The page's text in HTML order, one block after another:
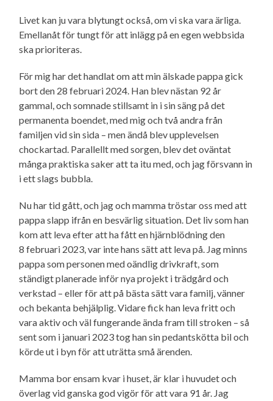
Livet kan ju vara blytungt också, om vi ska vara ärliga.
Emellanåt för tungt för att inlägg på en egen webbsida
ska prioriteras.
För mig har det handlat om att min älskade pappa gick
bort den 28 februari 2024. Han blev nästan 92 år
gammal, och somnade stillsamt in i sin säng på det
permanenta boendet, med mig och två andra från
familjen vid sin sida – men ändå blev upplevelsen
chockartad. Parallellt med sorgen, blev det oväntat
många praktiska saker att ta itu med, och jag försvann in
i ett slags bubbla.
Nu har tid gått, och jag och mamma tröstar oss med att
pappa slapp ifrån en besvärlig situation. Det liv som han
kom att leva efter att ha fått en hjärnblödning den
8 februari 2023, var inte hans sätt att leva på. Jag minns
pappa som personen med oändlig drivkraft, som
ständigt planerade inför nya projekt i trädgård och
verkstad – eller för att på bästa sätt vara familj, vänner
och bekanta behjälplig. Vidare fick han leva fritt och
vara aktiv och väl fungerande ända fram till stroken – så
sent som i januari 2023 tog han sin pedantskötta bil och
körde ut i byn för att uträtta små ärenden.
Mamma bor ensam kvar i huset, är klar i huvudet och
överlag vid ganska god vigör för att vara 91 år. Jag